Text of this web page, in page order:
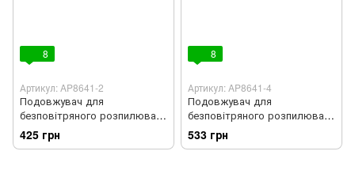
8
Артикул: AP8641-2
Подовжувач для
безповітряного розпилювача
0.6м AEROPRO AP8641-2
425 грн
8
Артикул: AP8641-4
Подовжувач для
безповітряного розпилювача
1м AEROPRO AP8641-4
533 грн